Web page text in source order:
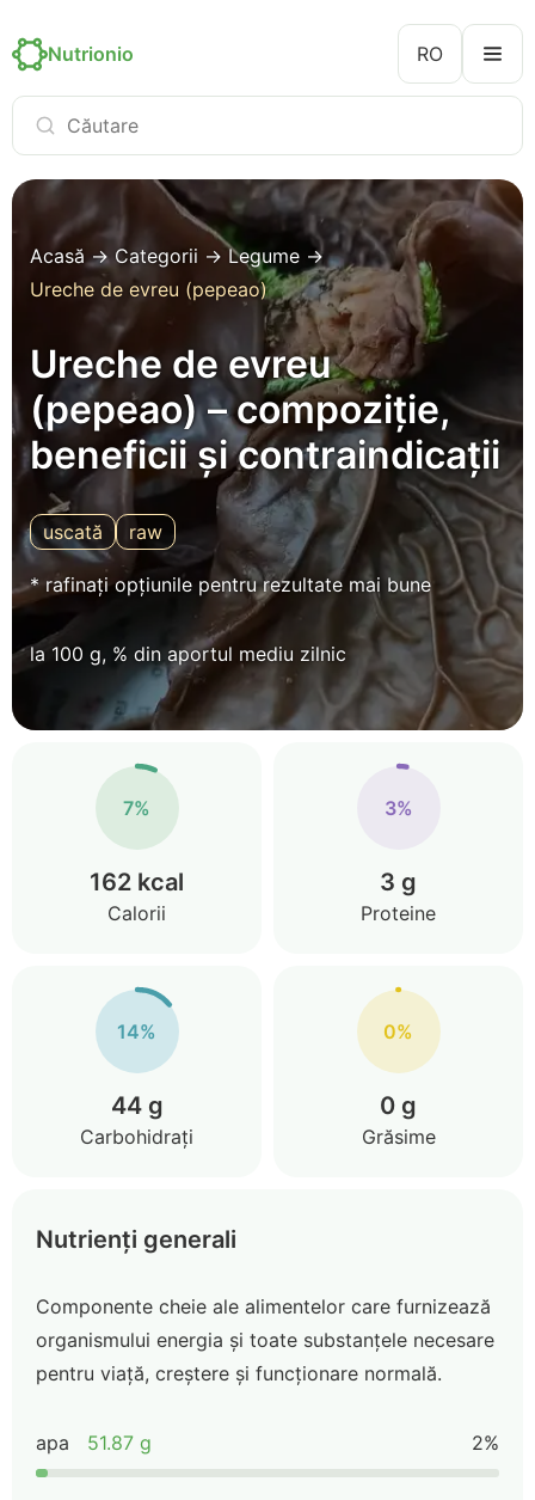
Nutrionio RO
Acasă→ Categorii → Legume →
Ureche de evreu (pepeao)
Ureche de evreu
(pepeao) – compoziție,
beneficii și contraindicații
uscată raw
* rafinați opțiunile pentru rezultate mai bune
la 100 g, % din aportul mediu zilnic
7%
162 kcal
Calorii
3%
3 g
Proteine
14%
44 g
Carbohidrați
0%
0 g
Grăsime
Nutrienți generali
Componente cheie ale alimentelor care furnizează
organismului energia și toate substanțele necesare
pentru viață, creștere și funcționare normală.
apa 51.87 g 2%